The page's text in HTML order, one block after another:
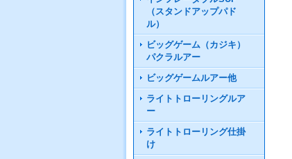
（スタンドアップパド
ル）
ビッグゲーム（カジキ）
パクラルアー
ビッグゲームルアー他
ライトトローリングルア
ー
ライトトローリング仕掛
け